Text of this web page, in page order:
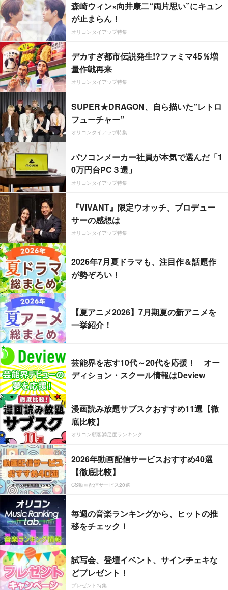
森崎ウィン×向井康二“両片思い”にキュン
が止まらん！
オリコンタイアップ特集
デカすぎ都市伝説発生!?ファミマ45％増
量作戦再来
オリコンタイアップ特集
SUPER★DRAGON、自ら描いた”レトロ
フューチャー”
オリコンタイアップ特集
パソコンメーカー社員が本気で選んだ「1
0万円台PC３選」
オリコンタイアップ特集
『VIVANT』限定ウオッチ、プロデュー
サーの感想は
オリコンタイアップ特集
2026年7月夏ドラマも、注目作＆話題作
が勢ぞろい！
【夏アニメ2026】7月期夏の新アニメを
一挙紹介！
芸能界を志す10代～20代を応援！ オー
ディション・スクール情報はDeview
漫画読み放題サブスクおすすめ11選【徹
底比較】
オリコン顧客満足度ランキング
2026年動画配信サービスおすすめ40選
【徹底比較】
CS動画配信サービス20選
毎週の音楽ランキングから、ヒットの推
移をチェック！
試写会、登壇イベント、サインチェキな
どプレゼント！
プレゼント特集